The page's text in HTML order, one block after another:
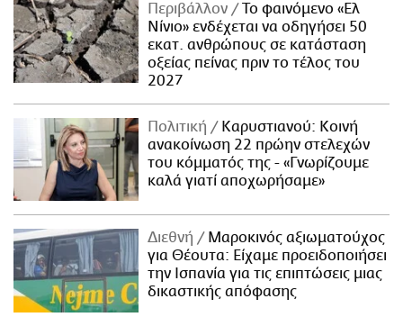
Περιβάλλον
Το φαινόμενο «Ελ
Νίνιο» ενδέχεται να οδηγήσει 50
εκατ. ανθρώπους σε κατάσταση
οξείας πείνας πριν το τέλος του
2027
Πολιτική
Καρυστιανού: Κοινή
ανακοίνωση 22 πρώην στελεχών
του κόμματός της - «Γνωρίζουμε
καλά γιατί αποχωρήσαμε»
Διεθνή
Μαροκινός αξιωματούχος
για Θέουτα: Είχαμε προειδοποιήσει
την Ισπανία για τις επιπτώσεις μιας
δικαστικής απόφασης